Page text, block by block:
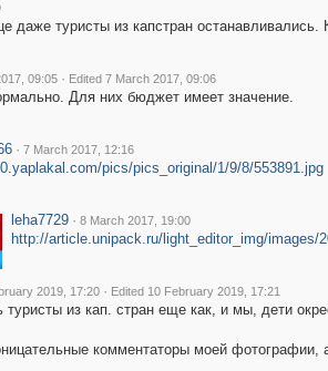
даже туристы из капстран
09:05 · Edited 7 March 2017, 09:06
Для них бюджет имеет значение.
· 7 March 2017, 12:16
pics/pics_original/1/9/8/553891.jpg
leha7729 · 8 March 2017, 19:00
http://article.unipack.ru/light_editor_img/images/
2019, 17:20 · Edited 10 February 2019, 17:21
туристы из кап. стран еще как, и мы, дети
комментаторы моей фотографии,